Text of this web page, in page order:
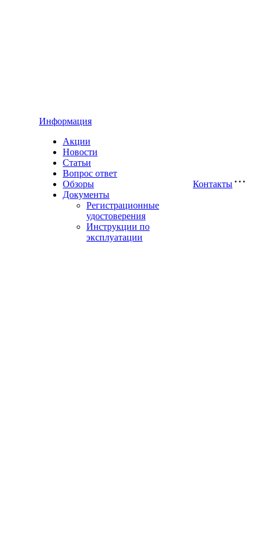
Информация
Акции
Новости
Статьи
Вопрос ответ
Обзоры
Документы
Регистрационные
удостоверения
Инструкции по
эксплуатации
Контакты